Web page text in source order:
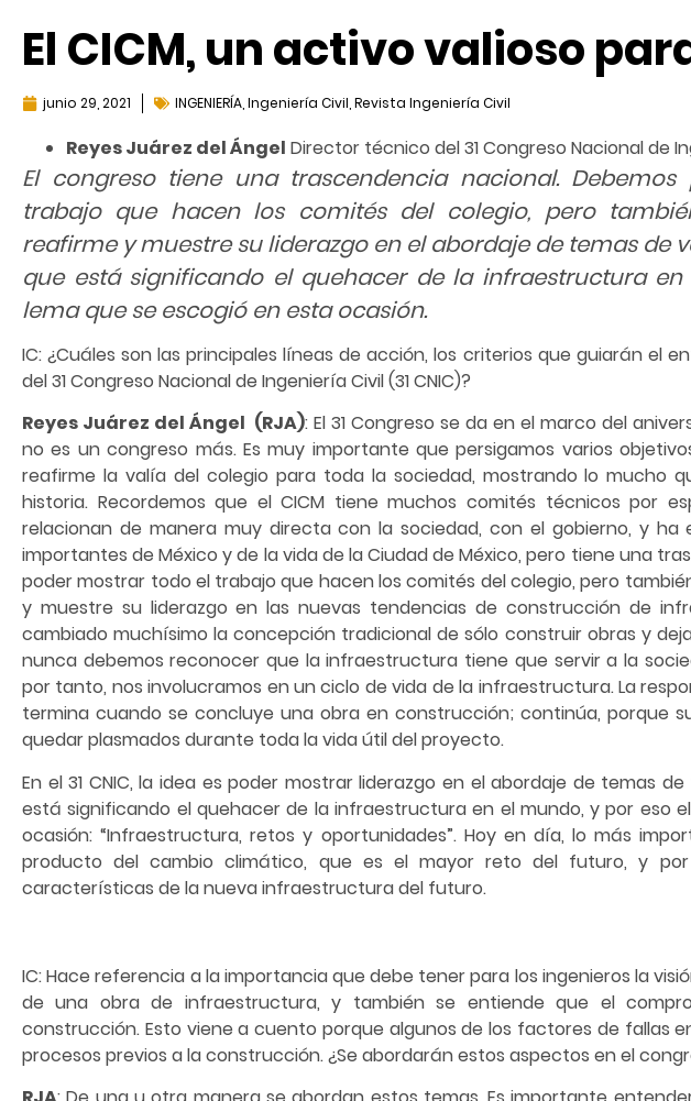
El CICM, un activo valioso
junio 29, 2021 INGENIERÍA Ingeniería Civil Revista Ingeniería Civil
Reyes Juárez del Ángel Director técnico del 31 Congreso Nacional de
El congreso tiene una trascendencia nacional.
trabajo que hacen los comités del colegio, pero
reafirme y muestre su liderazgo en el abordaje de temas de
que está significando el quehacer de la infraestructura
lema que se escogió en esta ocasión.
IC: ¿Cuáles son las principales líneas de acción, los criterios que guiarán el
del 31 Congreso Nacional de Ingeniería Civil (31 CNIC)?
Reyes Juárez del Ángel (RJA): El 31 Congreso se da en el marco del
no es un congreso más. Es muy importante que persigamos varios
reafirme la valía del colegio para toda la sociedad, mostrando lo mucho
historia. Recordemos que el CICM tiene muchos comités técnicos por
relacionan de manera muy directa con la sociedad, con el gobierno, y ha
importantes de México y de la vida de la Ciudad de México, pero tiene una
poder mostrar todo el trabajo que hacen los comités del colegio, pero
y muestre su liderazgo en las nuevas tendencias de construcción de
cambiado muchísimo la concepción tradicional de sólo construir obras y
nunca debemos reconocer que la infraestructura tiene que servir a la
por tanto, nos involucramos en un ciclo de vida de la infraestructura. La
termina cuando se concluye una obra en construcción; continúa, porque
quedar plasmados durante toda la vida útil del proyecto.
En el 31 CNIC, la idea es poder mostrar liderazgo en el abordaje de temas
está significando el quehacer de la infraestructura en el mundo, y por eso
ocasión: “Infraestructura, retos y oportunidades”. Hoy en día, lo más
producto del cambio climático, que es el mayor reto del futuro, y por
características de la nueva infraestructura del futuro.
IC: Hace referencia a la importancia que debe tener para los ingenieros la
de una obra de infraestructura, y también se entiende que el
construcción. Esto viene a cuento porque algunos de los factores de fallas
procesos previos a la construcción. ¿Se abordarán estos aspectos en el